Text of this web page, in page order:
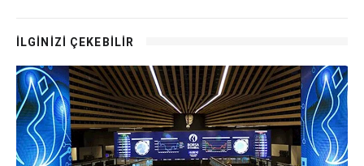
İLGİNİZİ ÇEKEBİLİR